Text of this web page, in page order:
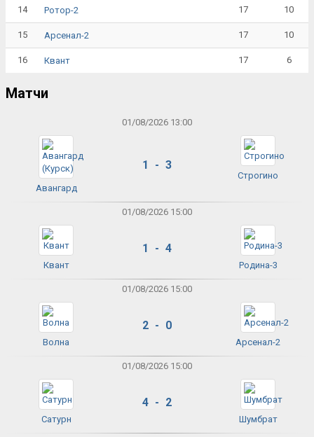
14 Ротор-2 17 10
15 Арсенал-2 17 10
16 Квант 17 6
Матчи
01/08/2026 13:00
Авангард
1 - 3
Строгино
01/08/2026 15:00
Квант
1 - 4
Родина-3
01/08/2026 15:00
Волна
2 - 0
Арсенал-2
01/08/2026 15:00
Сатурн
4 - 2
Шумбрат